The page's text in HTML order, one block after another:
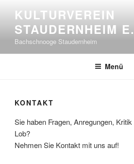
springen
KULTURVEREIN
STAUDERNHEIM
Bachschnooge Staudernheim
Menü
KONTAKT
Sie haben Fragen, Anregungen,
Lob?
Nehmen Sie Kontakt mit uns auf!